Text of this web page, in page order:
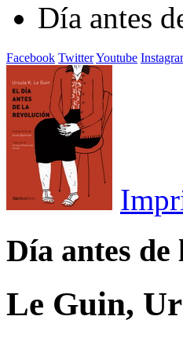
Día antes
Facebook TwitterYoutube
Día antes
Le Guin,